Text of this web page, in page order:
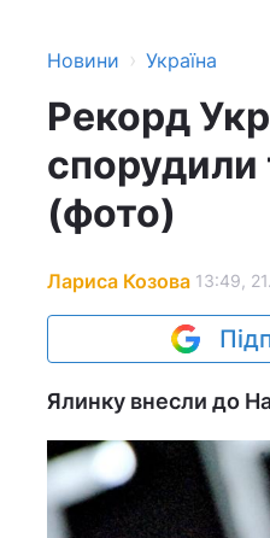
Новини › Україна
Рекорд
спорудили
(фото)
Лариса Козова 13:49,
Ялинку внесли до